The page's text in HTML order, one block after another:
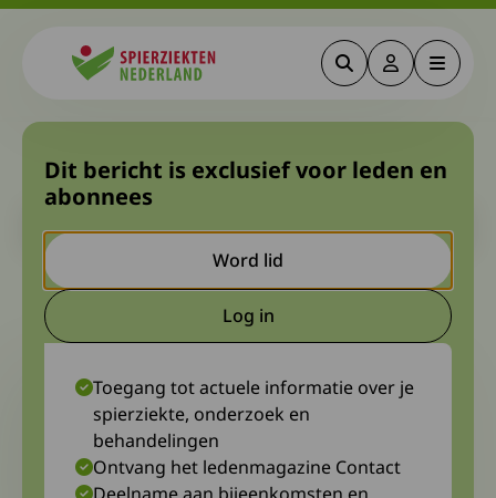
ZoekenDeze link
Menu
Even voorstellen: Jan Oudsen
meer actueel is.
24 oktober 2025 Diagnosewerkgroep CIAP/MGUS-pnp
Dit bericht is exclusief voor leden en
abonnees
Word lid
Log inDeze link gaat naar een
Toegang tot actuele informatie over je
spierziekte, onderzoek en
behandelingen
Ontvang het ledenmagazine Contact